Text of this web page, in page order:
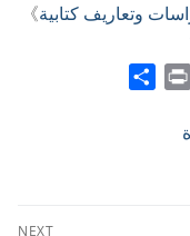
》
NEXT